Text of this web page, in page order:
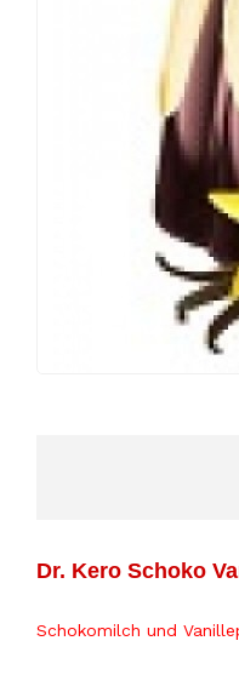
Dr. Kero Schoko
Schokomilch und